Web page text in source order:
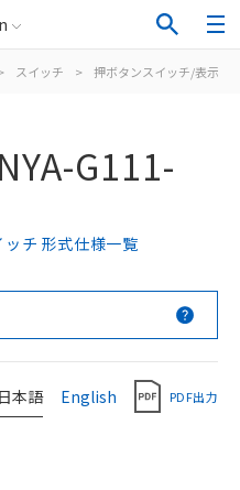
スイッチ > 押ボタンスイッチ/表示灯
G111-
チ 形式仕様一覧
日本語 English PDF出力